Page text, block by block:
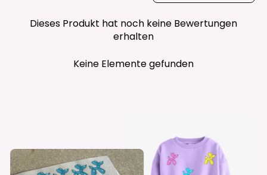
Dieses Produkt hat noch keine Bewertungen
erhalten
Keine Elemente gefunden